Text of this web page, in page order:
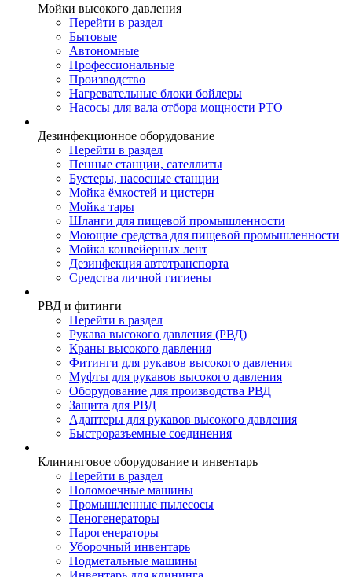
Мойки высокого давления
Перейти в раздел
Бытовые
Автономные
Профессиональные
Производство
Нагревательные блоки бойлеры
Насосы для вала отбора мощности PTO
Дезинфекционное оборудование
Перейти в раздел
Пенные станции, сателлиты
Бустеры, насосные станции
Мойка ёмкостей и цистерн
Мойка тары
Шланги для пищевой промышленности
Моющие средства для пищевой промышленности
Мойка конвейерных лент
Дезинфекция автотранспорта
Средства личной гигиены
РВД и фитинги
Перейти в раздел
Рукава высокого давления (РВД)
Краны высокого давления
Фитинги для рукавов высокого давления
Муфты для рукавов высокого давления
Оборудование для производства РВД
Защита для РВД
Адаптеры для рукавов высокого давления
Быстроразъемные соединения
Клининговое оборудование и инвентарь
Перейти в раздел
Поломоечные машины
Промышленные пылесосы
Пеногенераторы
Парогенераторы
Уборочный инвентарь
Подметальные машины